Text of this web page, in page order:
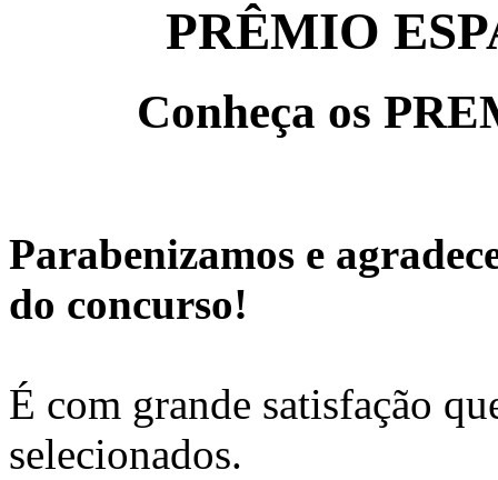
PRÊMIO
Conheça os
Parabenizamos e
do concurso!
É com grande satisfação
selecionados.